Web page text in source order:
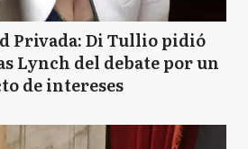
Privada: Di Tullio pidió
Lynch del debate por un
de intereses